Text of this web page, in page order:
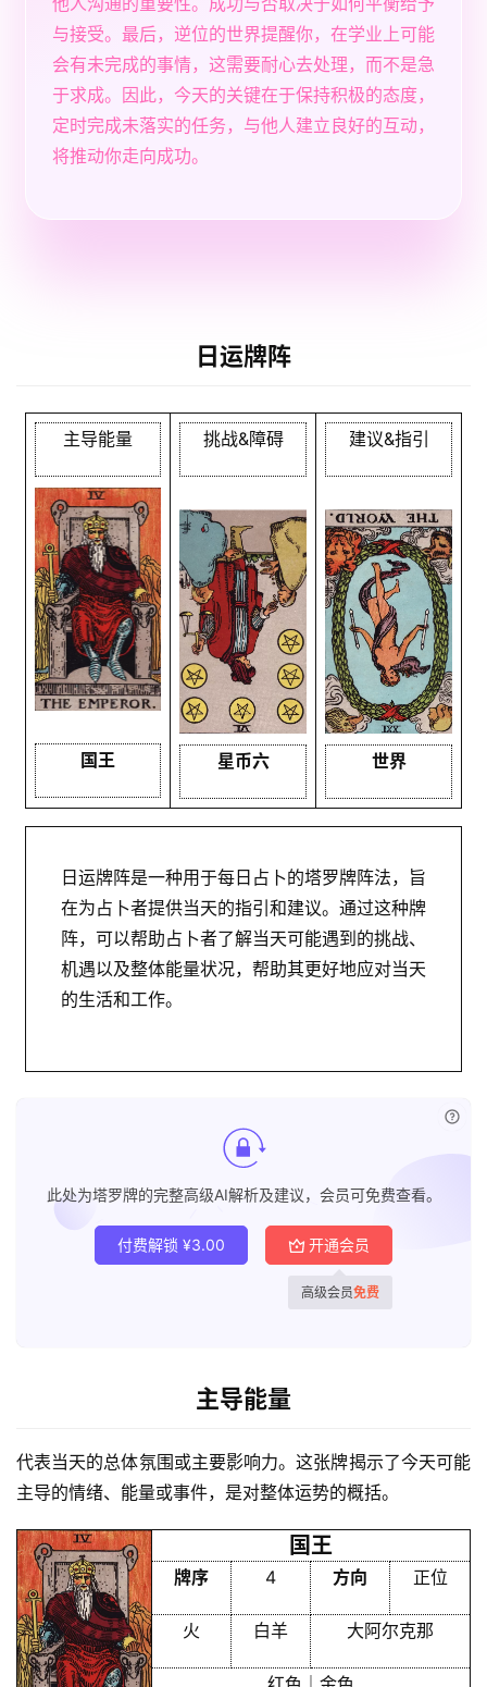
首
页
黄
历
占
与接受。最后，逆位的世界提醒你，在学业上可能
会有未完成的事情，这需要耐心去处理，而不是急
于求成。因此，今天的关键在于保持积极的态度，
定时完成未落实的任务，与他人建立良好的互动，
将推动你走向成功。
日运牌阵
主导能量
国王
挑战&障碍
星币六
建议&指引
世界
日运牌阵是一种用于每日占卜的塔罗牌阵法，旨
在为占卜者提供当天的指引和建议。通过这种牌
阵，可以帮助占卜者了解当天可能遇到的挑战、
机遇以及整体能量状况，帮助其更好地应对当天
的生活和工作。
此处为塔罗牌的完整高级AI解析及建议，会员可免费查看。
付费解锁 ¥3.00 开通会员
高级会员免费
主导能量
代表当天的总体氛围或主要影响力。这张牌揭示了今天可能
主导的情绪、能量或事件，是对整体运势的概括。
国王
牌序 4 方向 正位
火 白羊 大阿尔克那